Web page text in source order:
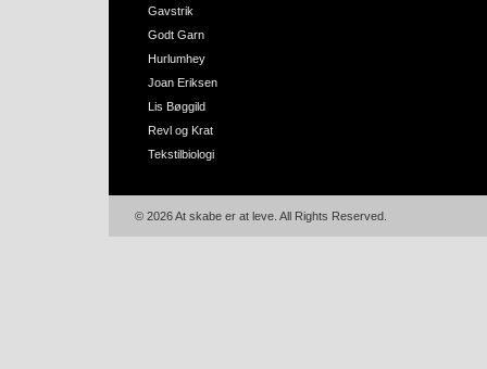
Gavstrik
Godt Garn
Hurlumhey
Joan Eriksen
Lis Bøggild
Revl og Krat
Tekstilbiologi
© 2026 At skabe er at leve. All Rights Reserved.